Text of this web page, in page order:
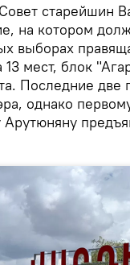
старейшин
на котором
выборах
мест, блок
Последние две
однако